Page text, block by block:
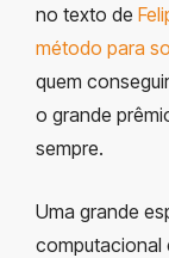
no texto de
método para
quem
o grande
sempre.
Uma grande
computacional